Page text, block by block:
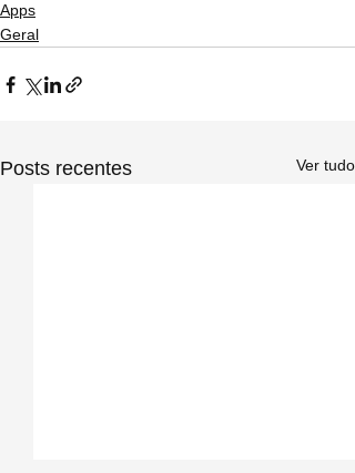
Apps
Geral
Posts recentes Ver tudo